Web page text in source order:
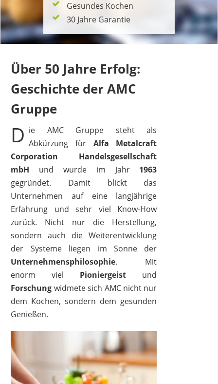
Gesundes Kochen
30 Jahre Garantie
Über 50 Jahre Erfolg:
Geschichte der AMC
Gruppe
D ie AMC Gruppe steht als
Abkürzung für Alfa Metalcraft
Corporation Handelsgesellschaft
mbH und wurde im Jahr 1963
gegründet. Damit blickt das
Unternehmen auf eine langjährige
Erfahrung und sehr viel Know-How
zurück. Nicht nur die Herstellung,
sondern auch die Weiterentwicklung
der Systeme liegen im Sonne der
Unternehmensphilosophie. Mit
enorm viel Pioniergeist und
Forschung widmete sich AMC nicht nur
dem Kochen, sondern dem gesunden
Genießen.